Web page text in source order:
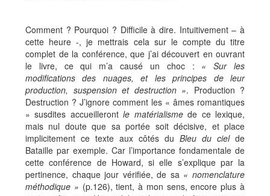
Comment ? Pourquoi ? Difficile à dire. Intuitivement – à
cette heure -, je mettrais cela sur le compte du titre
complet de la conférence, que j’ai découvert en ouvrant
le livre, ce qui m’a causé un choc : « Sur les
modifications des nuages, et les principes de leur
production, suspension et destruction ». Production ?
Destruction ? J’ignore comment les « âmes romantiques
» susdites accueillerontle matérialismede ce lexique,
mais nul doute que sa portée soit décisive, et place
implicitement ce texte aux côtés du Bleu du cielde
Bataille par exemple. Car l’importance fondamentale de
cette conférence de Howard, si elle s’explique par la
pertinence, chaque jour vérifiée, de sa « nomenclature
méthodique » (p.126), tient, à mon sens, encore plus à